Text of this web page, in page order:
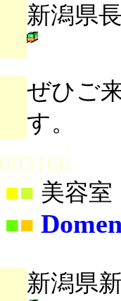
新潟県
ぜひご
す。
■ 美容室
■■
新潟県